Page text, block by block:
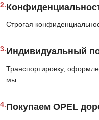
2.
Строгая
3.Индивидуальный
Транспортировку,
мы.
4.Покупаем OPEL